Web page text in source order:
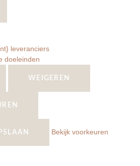
leveranciers
doeleinden
WEIGEREN
Bekijk voorkeuren